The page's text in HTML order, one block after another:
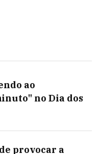
ao
no Dia dos
provocar a